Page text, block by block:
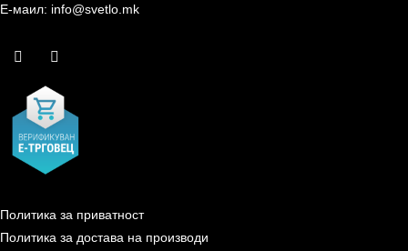
Е-маил: info@svetlo.mk
Политика за приватност
Политика за достава на производи